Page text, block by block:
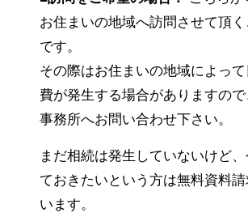
お住まいの地域へ訪問させて頂
です。
その際はお住まいの地域によっ
費が発生する場合がありますの
事務所へお問い合わせ下さい。
まだ相続は発生していないけど、
ておきたいという方は無料資料
います。